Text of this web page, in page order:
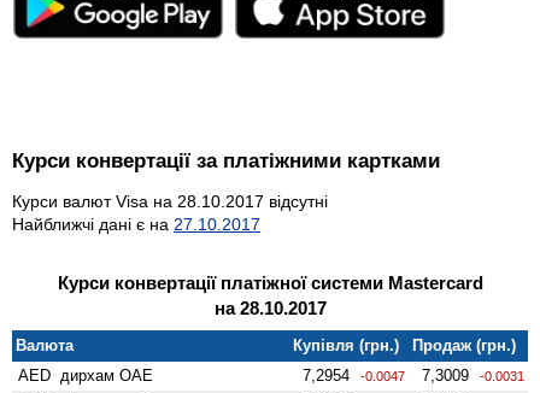
Курси конвертації за платіжними картками
Курси валют Visa на 28.10.2017 відсутні
Найближчі дані є на 27.10.2017
Курси конвертації платіжної системи Mastercard
на 28.10.2017
Валюта Купівля (грн.)
Продаж (грн.)
AED дирхам ОАЕ 7,2954 -0.0047 7,3009 -0.0031